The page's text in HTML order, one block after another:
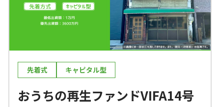
先着式 キャピタル型
おうちの再生ファンドVIFA14号